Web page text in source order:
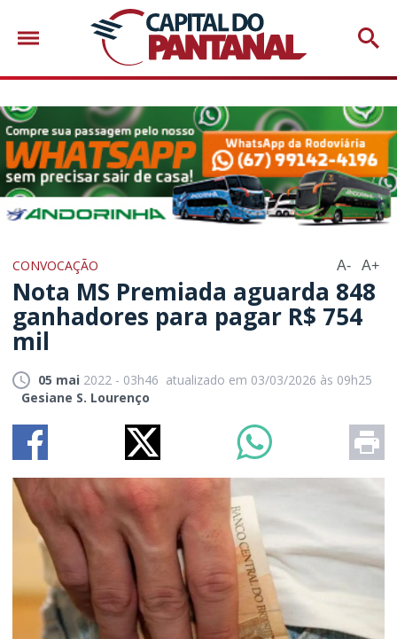
CONVOCAÇÃO A- A+
Nota MS Premiada aguarda 848
ganhadores para pagar R$ 754
mil
05 mai 2022 - 03h46 atualizado em 03/03/2026 às 09h25
Gesiane S. Lourenço